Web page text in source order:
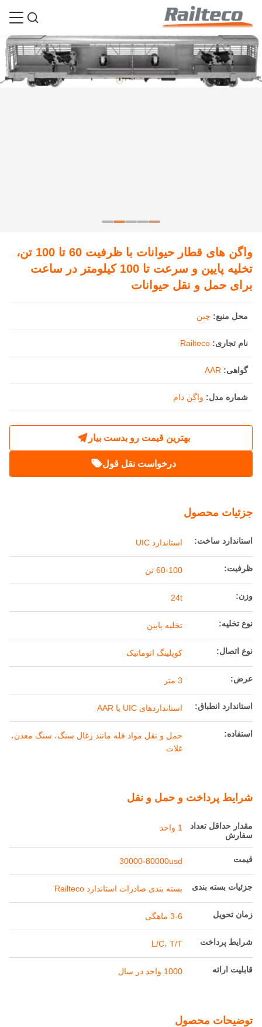
واگن های قطار حیوانات با ظرفیت 60 تا 100 تن،
تخلیه پایین و سرعت تا 100 کیلومتر در ساعت
برای حمل و نقل حیوانات
محل منبع: چین
نام تجاری: Railteco
گواهی: AAR
شماره مدل: واگن دام
بهترین قیمت رو بدست بیار
درخواست نقل قول
جزئیات محصول
استاندارد ساخت: استاندارد UIC
ظرفیت: 60-100 تن
وزن: 24t
نوع تخلیه: تخلیه پایین
نوع اتصال: کوپلینگ اتوماتیک
عرض: 3 متر
استاندارد انطباق: استانداردهای UIC یا AAR
استفاده:
حمل و نقل مواد فله مانند زغال سنگ، سنگ معدن،
غلات
شرایط پرداخت و حمل و نقل
مقدار حداقل تعداد
سفارش
1 واحد
قیمت 30000-80000usd
جزئیات بسته بندی بسته بندی صادرات استاندارد Railteco
زمان تحویل 3-6 ماهگی
شرایط پرداخت L/C، T/T
قابلیت ارائه 1000 واحد در سال
توضیحات محصول